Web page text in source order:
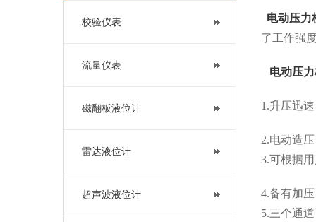
校验仪表
流量仪表
磁翻板液位计
雷达液位计
超声波液位计
电动压力
了工作强
电动压
1 .升压迅
2.电动造
3.可根据
4.备有加
5.三个通